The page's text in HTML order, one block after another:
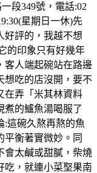
段349號，電話:02
星期日一休)先
好評的，我越不想
的印象只有好幾年
客人端起碗站在路邊
想吃的店沒開，要不
在弄「米其林資料
煮的鱸魚湯喝服了
:這碗久熬再熬的魚
平衡著實微妙。同
會太鹹或甜膩，柴燒
吃，就連小菜埾果南